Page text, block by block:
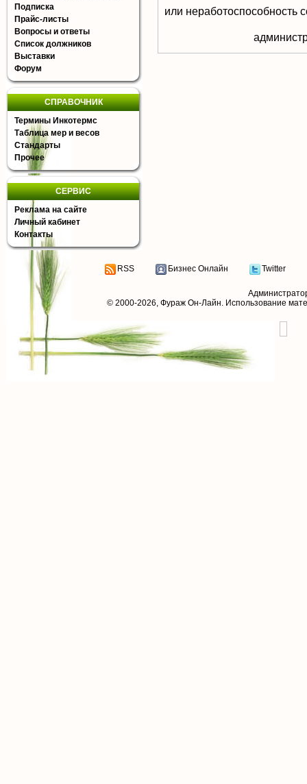
Подписка
Прайс-листы
Вопросы и ответы
Список должников
Выставки
Форум
СПРАВОЧНИК
Термины Инкотермс
Таблица мер и весов
Стандарты
Прочее
СЕРВИС
Реклама на сайте
Личный кабинет
Контакты
или неработоспособность
RSS Бизнес Онлайн Twitter
© 2000-2026, Фураж Он-Лайн. Использование